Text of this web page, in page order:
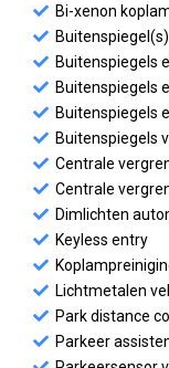
Bi-xenon
Buitenspiegels
Buitenspiegels
Buitenspiegels
Buitenspiegels
Centrale
Centrale
Dimlichten
Keyless entry
Lichtmetalen
Park distance
Parkeer